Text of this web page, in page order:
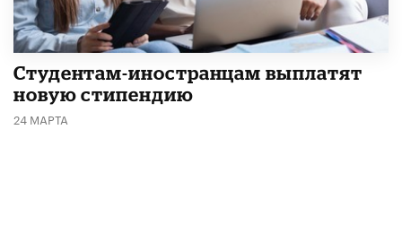
Студентам-иностранцам выплатят
новую стипендию
24 МАРТА